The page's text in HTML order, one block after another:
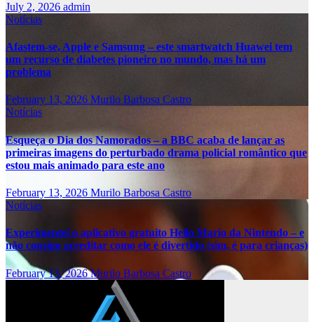
July 2, 2026 admin
Notícias
Afastem-se, Apple e Samsung – este smartwatch Huawei tem
um recurso de diabetes pioneiro no mundo, mas há um
problema
February 13, 2026 Murilo Barbosa Castro
Notícias
Esqueça o Dia dos Namorados – a BBC acaba de lançar as
primeiras imagens do perturbado drama policial romântico que
estou mais animado para este ano
February 13, 2026 Murilo Barbosa Castro
Notícias
Experimentei o aplicativo gratuito Hello Mario da Nintendo – e
não consigo acreditar como ele é divertido (sim, é para crianças)
February 13, 2026Murilo Barbosa Castro